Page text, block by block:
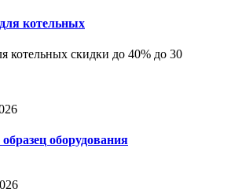
котельных
котельных скидки до 40% до 30
оборудования